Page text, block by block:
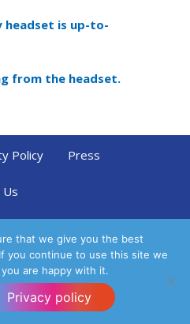
headset is up-to-
from the headset.
Policy Press
Us
UI Agency
that we give you the best
you continue to use this site we
are happy with it.
Privacy policy